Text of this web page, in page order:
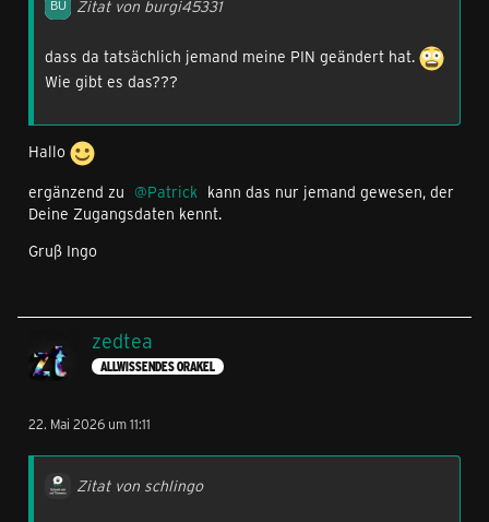
Zitat von burgi45331
dass da tatsächlich jemand meine PIN geändert hat.
Wie gibt es das???
Hallo
ergänzend zu
Patrick kann das nur jemand gewesen, der
Deine Zugangsdaten kennt.
Gruß Ingo
zedtea
ALLWISSENDES ORAKEL
22. Mai 2026 um 11:11
Zitat von schlingo